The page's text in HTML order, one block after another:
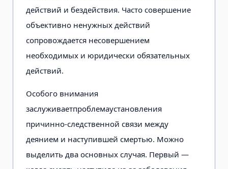
действий и бездействия. Часто совершение
объективно ненужных действий
сопровождается несовершением
необходимых и юридически обязательных
действий.
Особого внимания
заслуживаетпроблемаустановления
причинно-следственной связи между
деянием и наступившей смертью. Можно
выделить два основных случая. Первый —